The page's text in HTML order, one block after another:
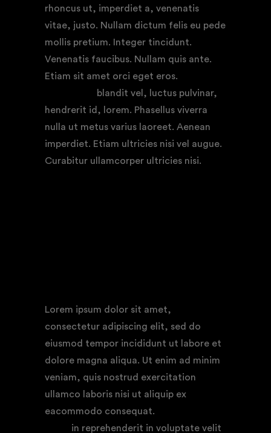
rhoncus ut, imperdiet a, venenatis
vitae, justo. Nullam dictum felis eu pede
mollis pretium. Integer tincidunt.
Venenatis faucibus. Nullam quis ante.
Etiam sit amet orci eget eros.
blandit vel, luctus pulvinar,
hendrerit id, lorem. Phasellus viverra
nulla ut metus varius laoreet. Aenean
imperdiet. Etiam ultricies nisi vel augue.
Curabitur ullamcorper ultricies nisi.
Lorem ipsum dolor sit amet,
consectetur adipiscing elit, sed do
eiusmod tempor incididunt ut labore et
dolore magna aliqua. Ut enim ad minim
veniam, quis nostrud exercitation
ullamco laboris nisi ut aliquip ex
eacommodo consequat.
in reprehenderit in voluptate velit